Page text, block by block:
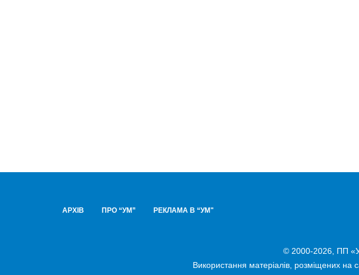
АРХІВ ПРО “УМ” РЕКЛАМА В “УМ"
© 2000-2026, ПП
Використання матеріалів, розміщених на